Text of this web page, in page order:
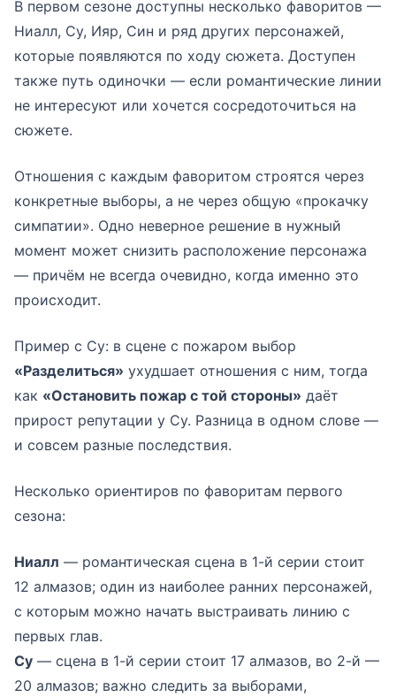
В первом сезоне доступны несколько фаворитов —
Ниалл, Су, Ияр, Син и ряд других персонажей,
которые появляются по ходу сюжета. Доступен
также путь одиночки — если романтические линии
не интересуют или хочется сосредоточиться на
сюжете.
Отношения с каждым фаворитом строятся через
конкретные выборы, а не через общую «прокачку
симпатии». Одно неверное решение в нужный
момент может снизить расположение персонажа
— причём не всегда очевидно, когда именно это
происходит.
Пример с Су: в сцене с пожаром выбор
«Разделиться» ухудшает отношения с ним, тогда
как «Остановить пожар с той стороны» даёт
прирост репутации у Су. Разница в одном слове —
и совсем разные последствия.
Несколько ориентиров по фаворитам первого
сезона:
Ниалл — романтическая сцена в 1-й серии стоит
12 алмазов; один из наиболее ранних персонажей,
с которым можно начать выстраивать линию с
первых глав.
Су — сцена в 1-й серии стоит 17 алмазов, во 2-й —
20 алмазов; важно следить за выборами,